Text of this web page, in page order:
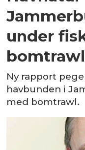
under
bomtrawl
Ny rapport
havbunden i
med bomtrawl.